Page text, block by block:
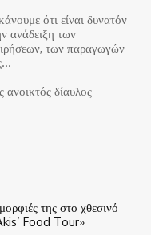
ότι είναι δυνατόν
ανάδειξη των
των παραγωγών
δίαυλος
της στο χθεσινό
Food Tour»